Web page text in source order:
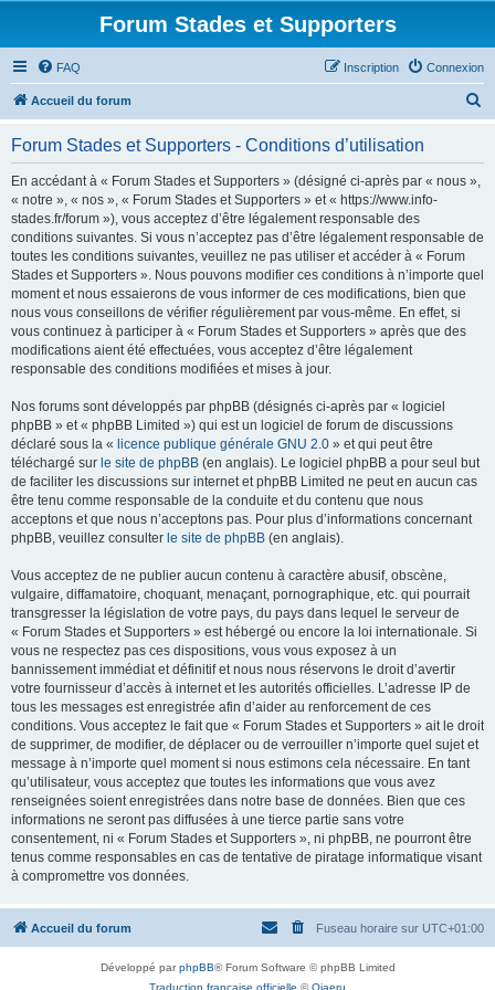
Forum Stades et Supporters
FAQ Connexion
Inscription
Accueil du forum
Forum Stades et Supporters - Conditions d’utilisation
En accédant à « Forum Stades et Supporters » (désigné ci-après par « nous »,
« notre », « nos », « Forum Stades et Supporters » et « https://www.info-
stades.fr/forum »), vous acceptez d’être légalement responsable des
conditions suivantes. Si vous n’acceptez pas d’être légalement responsable de
toutes les conditions suivantes, veuillez ne pas utiliser et accéder à « Forum
Stades et Supporters ». Nous pouvons modifier ces conditions à n’importe quel
moment et nous essaierons de vous informer de ces modifications, bien que
nous vous conseillons de vérifier régulièrement par vous-même. En effet, si
vous continuez à participer à « Forum Stades et Supporters » après que des
modifications aient été effectuées, vous acceptez d’être légalement
responsable des conditions modifiées et mises à jour.
Nos forums sont développés par phpBB (désignés ci-après par « logiciel
phpBB » et « phpBB Limited ») qui est un logiciel de forum de discussions
déclaré sous la « licence publique générale GNU 2.0 » et qui peut être
téléchargé sur le site de phpBB (en anglais). Le logiciel phpBB a pour seul but
de faciliter les discussions sur internet et phpBB Limited ne peut en aucun cas
être tenu comme responsable de la conduite et du contenu que nous
acceptons et que nous n’acceptons pas. Pour plus d’informations concernant
phpBB, veuillez consulter le site de phpBB (en anglais).
Vous acceptez de ne publier aucun contenu à caractère abusif, obscène,
vulgaire, diffamatoire, choquant, menaçant, pornographique, etc. qui pourrait
transgresser la législation de votre pays, du pays dans lequel le serveur de
« Forum Stades et Supporters » est hébergé ou encore la loi internationale. Si
vous ne respectez pas ces dispositions, vous vous exposez à un
bannissement immédiat et définitif et nous nous réservons le droit d’avertir
votre fournisseur d’accès à internet et les autorités officielles. L’adresse IP de
tous les messages est enregistrée afin d’aider au renforcement de ces
conditions. Vous acceptez le fait que « Forum Stades et Supporters » ait le droit
de supprimer, de modifier, de déplacer ou de verrouiller n’importe quel sujet et
message à n’importe quel moment si nous estimons cela nécessaire. En tant
qu’utilisateur, vous acceptez que toutes les informations que vous avez
renseignées soient enregistrées dans notre base de données. Bien que ces
informations ne seront pas diffusées à une tierce partie sans votre
consentement, ni « Forum Stades et Supporters », ni phpBB, ne pourront être
tenus comme responsables en cas de tentative de piratage informatique visant
à compromettre vos données.
Accueil du forum Fuseau horaire sur UTC+01:00
Développé parphpBB® Forum Software © phpBB Limited
Traduction française officielle ©Qiaeru